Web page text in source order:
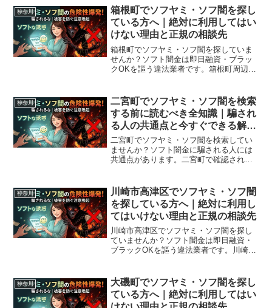
ずお読みください。
神奈川
箱根町でソフヤミ・ソフ闇を探し
ている方へ｜絶対に利用してはい
けない理由と正規の相談先
箱根町でソフヤミ・ソフ闇を探していま
せんか？ソフト闇金は即日融資・ブラッ
クOKを謳う違法業者です。箱根町周辺で
読みください。
神奈川
二宮町でソフヤミ・ソフ闇を検索
する前に読むべき全知識｜騙され
る人の共通点と今すぐできる解決
策
二宮町でソフヤミ・ソフ闇を検索してい
ませんか？ソフト闇金に騙される人には
共通点があります。二宮町で確認されて
町から利用できる無料相談先まで完全解
説。
神奈川
川崎市高津区でソフヤミ・ソフ闇
を探している方へ｜絶対に利用し
てはいけない理由と正規の相談先
川崎市高津区でソフヤミ・ソフ闇を探し
ていませんか？ソフト闇金は即日融資・
ブラックOKを謳う違法業者です。川崎市
出す前に必ずお読みください。
神奈川
大磯町でソフヤミ・ソフ闇を探し
ている方へ｜絶対に利用してはい